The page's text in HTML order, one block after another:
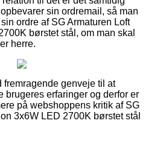
sin ordremail, så man
ordre af SG Armaturen Loft
børstet stål, om man skal
herre.
genveje til at
brugeres erfaringer og derfor er
på webshoppens kritik af SG
3x6W LED 2700K børstet stål